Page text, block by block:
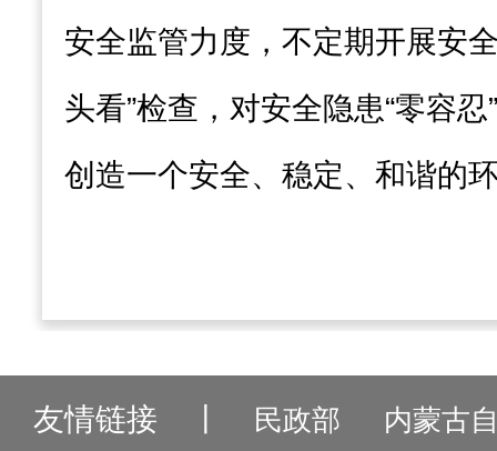
安全监管力度，不定期开展安
头看”检查，对安全隐患“零容
创造一个安全、稳定、和谐的
友情链接 民政部 内蒙古